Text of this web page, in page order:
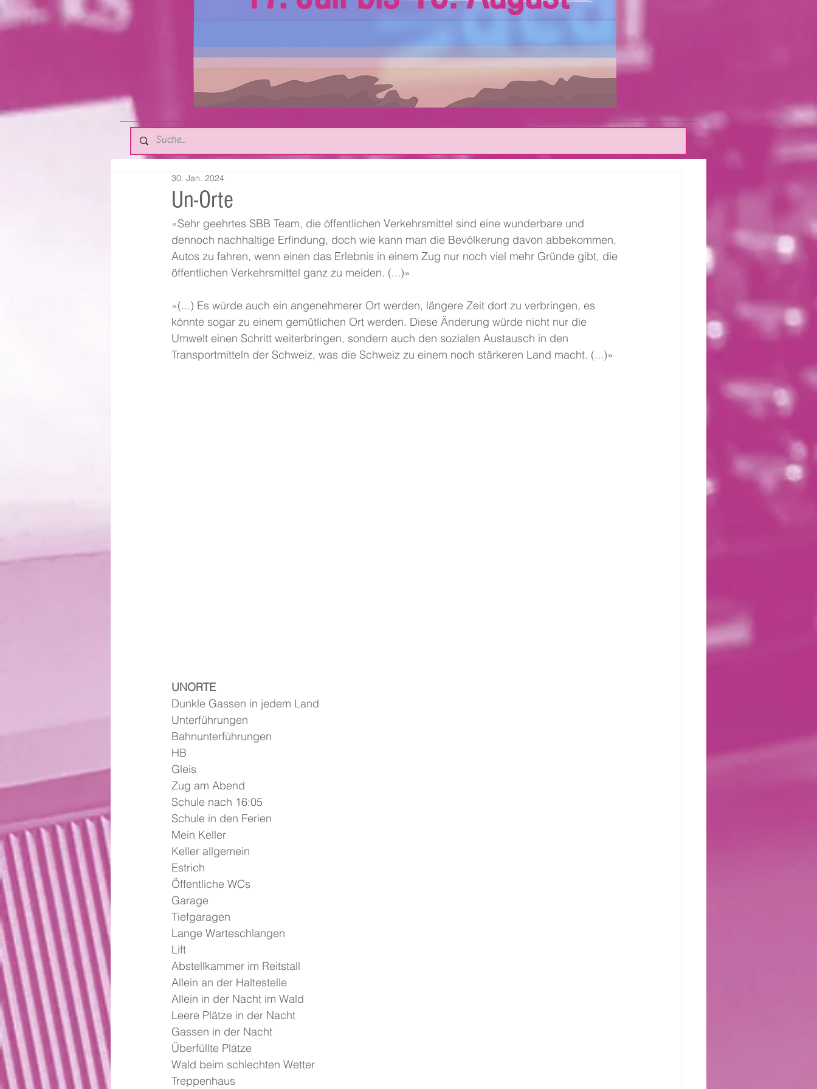
Un-Orte
30. Jan. 2024
«Sehr geehrtes SBB Team, die öffentlichen Verkehrsmittel sind eine wunderbare und
dennoch nachhaltige Erfindung, doch wie kann man die Bevölkerung davon abbekommen,
Autos zu fahren, wenn einen das Erlebnis in einem Zug nur noch viel mehr Gründe gibt, die
öffentlichen Verkehrsmittel ganz zu meiden. (...)»
«(...) Es würde auch ein angenehmerer Ort werden, längere Zeit dort zu verbringen, es
könnte sogar zu einem gemütlichen Ort werden. Diese Änderung würde nicht nur die
Umwelt einen Schritt weiterbringen, sondern auch den sozialen Austausch in den
Transportmitteln der Schweiz, was die Schweiz zu einem noch stärkeren Land macht. (...)»
UNORTE
Dunkle Gassen in jedem Land
Unterführungen
Bahnunterführungen
HB
Gleis
Zug am Abend
Schule nach 16:05
Schule in den Ferien
Mein Keller
Keller allgemein
Estrich
Öffentliche WCs
Garage
Tiefgaragen
Lange Warteschlangen
Lift
Abstellkammer im Reitstall
Allein an der Haltestelle
Allein in der Nacht im Wald
Leere Plätze in der Nacht
Gassen in der Nacht
Überfüllte Plätze
Wald beim schlechten Wetter
Treppenhaus